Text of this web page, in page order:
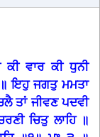
ਕੀ ਵਾਰ ਕੀ ਧੁਨੀ
ਇਹੁ ਜਗਤੁ ਮਮਤਾ
ਤਾਂ ਜੀਵਣ ਪਦਵੀ
ਚਿਤੁ ਲਾਹਿ ॥